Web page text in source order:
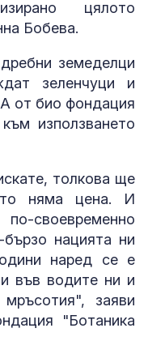
цялото
Бобева.
земеделци
зеленчуци и
от био фондация
използването
толкова ще
няма цена. И
своевременно
нацията ни
наред се е
във водите ни и
заяви
"Ботаника